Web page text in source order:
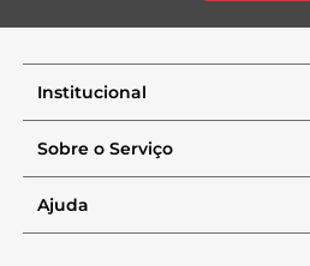
Institucional
Sobre o Serviço
Ajuda